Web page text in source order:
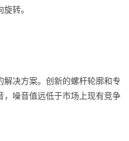
转。
决方案。创新的螺杆轮廓和专
，噪音值远低于市场上现有竞争